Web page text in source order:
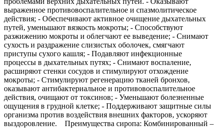
выраженное противовоспалительное и спазмолитическое
действия; - Обеспечивают активное очищение дыхательных
путей, уменьшают вязкость мокроты; - Способствуют
разжижению мокроты и облегчают ее выведение; - Снимают
сухость и раздражение слизистых оболочек, смягчают
приступы сухого кашля; - Подавляют инфекционные
процессы в дыхательных путях; - Снимают воспаление,
расширяют стенки сосудов и стимулируют отхождение
мокроты; - Стимулируют регенерацию тканей бронхов,
оказывают антибактериальное и противовоспалительное
действия, очищают от токсинов; - Уменьшают болезненные
ощущения в грудной клетке; - Поддерживают защитные силы
организма против воздействия внешних факторов, ускоряют
выздоровление. Преимущества сиропа: Комбинированный –